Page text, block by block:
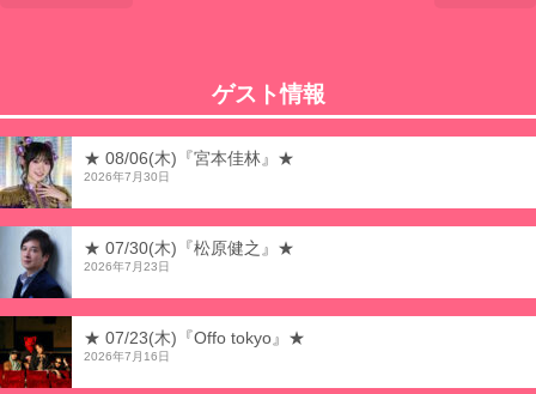
ゲスト情報
★ 08/06(木)『宮本佳林』★
2026年7月30日
★ 07/30(木)『松原健之』★
2026年7月23日
★ 07/23(木)『Offo tokyo』★
2026年7月16日